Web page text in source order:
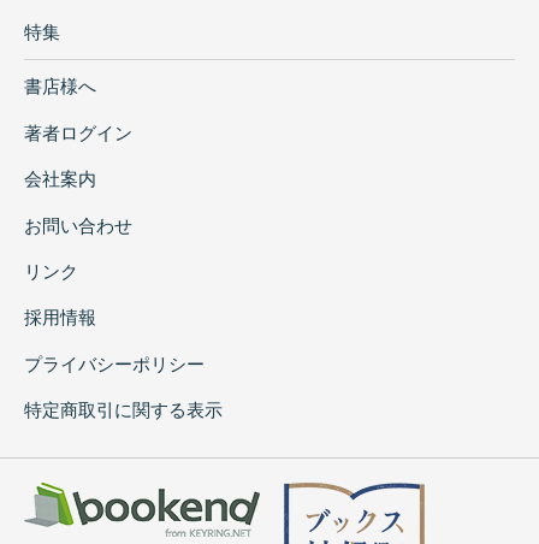
特集
書店様へ
著者ログイン
会社案内
お問い合わせ
リンク
採用情報
プライバシーポリシー
特定商取引に関する表示